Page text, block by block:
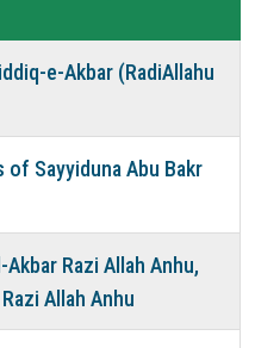
e-Akbar (RadiAllahu
Sayyiduna Abu Bakr
Razi Allah Anhu,
Allah Anhu